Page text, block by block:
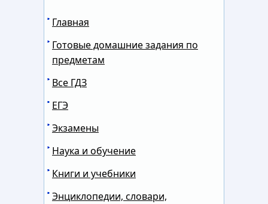
Главная
Готовые домашние задания по
предметам
Все ГДЗ
ЕГЭ
Экзамены
Наука и обучение
Книги и учебники
Энциклопедии, словари,